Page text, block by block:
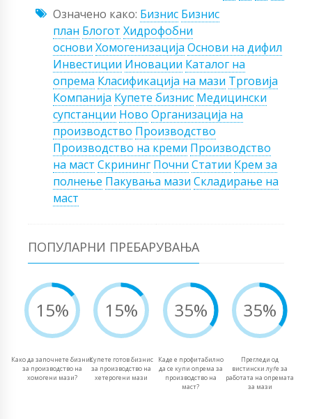
Означено како: Бизнис Бизнис
план Блогот Хидрофобни
основи Хомогенизација Основи на дифил
Инвестиции Иновации Каталог на
опрема Класификација на мази Трговија
Компанија Купете бизнис Медицински
супстанции Ново Организација на
производство Производство
Производство на креми Производство
на маст Скрининг Почни Статии Крем за
полнење Пакувања мази Складирање на
маст
ПОПУЛАРНИ ПРЕБАРУВАЊА
15%
Како да започнете бизнис
за производство на
хомогени мази?
15%
Купете готов бизнис
за производство на
хетерогени мази
35%
Каде е профитабилно
да се купи опрема за
производство на
маст?
35%
Прегледи од
вистински луѓе за
работата на опремата
за мази